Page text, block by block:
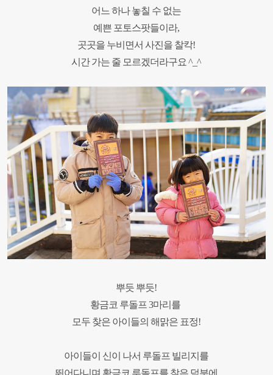
어느 하나 놓칠 수 없는
예쁜 포토스팟들이라,
곳곳을 누비면서 사진을 찰칵!
시간 가는 줄 모르겠더라구요 ^_^
뿌듯 뿌듯!
황금코 루돌프 3마리를
모두 찾은 아이들의해맑은 표정!
아이들이 신이 나서 루돌프 빌리지를
뛰어다니며 황금코 루돌프를 찾은 덕분에